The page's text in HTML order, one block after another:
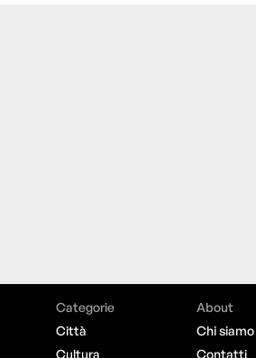
Categorie
Città
Cultura
About
Chi siamo
Contatti